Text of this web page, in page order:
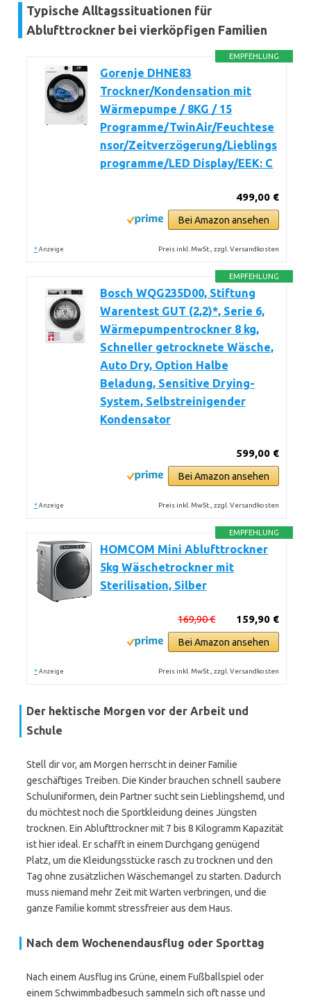
Typische Alltagssituationen für
Ablufttrockner bei vierköpfigen Familien
EMPFEHLUNG
Gorenje DHNE83
Trockner/Kondensation mit
Wärmepumpe / 8KG / 15
Programme/TwinAir/Feuchtese
nsor/Zeitverzögerung/Lieblings
programme/LED Display/EEK: C
499,00 €
Bei Amazon ansehen
* Anzeige Preis inkl. MwSt., zzgl. Versandkosten
EMPFEHLUNG
Bosch WQG235D00, Stiftung
Warentest GUT (2,2)*, Serie 6,
Wärmepumpentrockner 8 kg,
Schneller getrocknete Wäsche,
Auto Dry, Option Halbe
Beladung, Sensitive Drying-
System, Selbstreinigender
Kondensator
599,00 €
Bei Amazon ansehen
* Anzeige Preis inkl. MwSt., zzgl. Versandkosten
EMPFEHLUNG
HOMCOM Mini Ablufttrockner
5kg Wäschetrockner mit
Sterilisation, Silber
159,90 €
169,90 €
Bei Amazon ansehen
* Anzeige Preis inkl. MwSt., zzgl. Versandkosten
Der hektische Morgen vor der Arbeit und
Schule
Stell dir vor, am Morgen herrscht in deiner Familie
geschäftiges Treiben. Die Kinder brauchen schnell saubere
Schuluniformen, dein Partner sucht sein Lieblingshemd, und
du möchtest noch die Sportkleidung deines Jüngsten
trocknen. Ein Ablufttrockner mit 7 bis 8 Kilogramm Kapazität
ist hier ideal. Er schafft in einem Durchgang genügend
Platz, um die Kleidungsstücke rasch zu trocknen und den
Tag ohne zusätzlichen Wäschemangel zu starten. Dadurch
muss niemand mehr Zeit mit Warten verbringen, und die
ganze Familie kommt stressfreier aus dem Haus.
Nach dem Wochenendausflug oder Sporttag
Nach einem Ausflug ins Grüne, einem Fußballspiel oder
einem Schwimmbadbesuch sammeln sich oft nasse und